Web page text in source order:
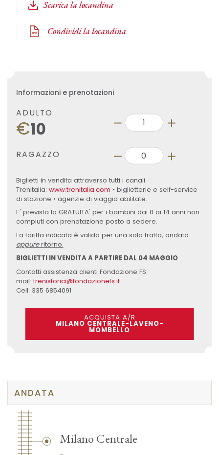
Scarica la locandina
Condividi la locandina
Informazioni e prenotazioni
ADULTO
€10
RAGAZZO
Biglietti in vendita attraverso tutti i canali
Trenitalia: www.trenitalia.com • biglietterie e self-service
di stazione • agenzie di viaggio abilitate.
E' prevista la GRATUITA' per i bambini dai 0 ai 14 anni non
compiuti con prenotazione posto a sedere.
La tariffa indicata è valida per una sola tratta, andata
oppureritorno.
BIGLIETTI IN VENDITA A PARTIRE DAL 04 MAGGIO
Contatti assistenza clienti Fondazione FS:
mail:trenistorici@fondazionefs.it
Cell: 335 6854091
ACQUISTA A/R
MILANO CENTRALE-LAVENO-
MOMBELLO
ANDATA
Milano Centrale